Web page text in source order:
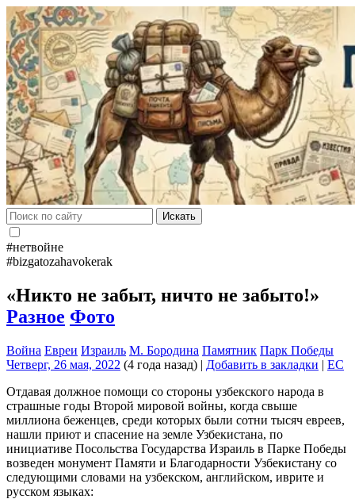
Искать
#нетвойне
#bizgatozahavokerak
«Никто не забыт, ничто не забыто!»
Разное Фото
Война Евреи Израиль М. Бородина Памятник Парк Победы
Четверг, 26 мая, 2022 (4 года назад) | Добавить в закладки | EC
Отдавая должное помощи со стороны узбекского народа в
страшные годы Второй мировой войны, когда свыше
миллиона беженцев, среди которых были сотни тысяч евреев,
нашли приют и спасение на земле Узбекистана, по
инициативе Посольства Государства Израиль в Парке Победы
возведен монумент Памяти и Благодарности Узбекистану со
следующими словами на узбекском, английском, иврите и
русском языках: